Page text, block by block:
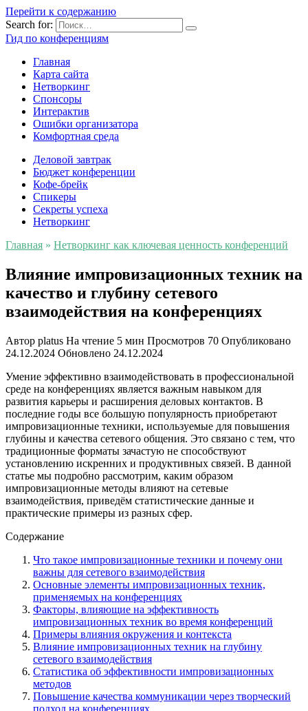
Перейти к содержанию
Search for:
Гид по конференциям
Главная
Карта сайта
Нетворкинг
Спонсоры
Интерактив
Ошибки организатора
Комфортная среда
Деловой завтрак
Бюджет конференции
Кофе-брейк
Спикеры
Секреты успеха
Нетворкинг
Главная » Нетворкинг как ключевая ценность конференций
Влияние импровизационных техник на
качество и глубину сетевого
взаимодействия на конференциях
Автор platus На чтение 5 мин Просмотров 70 Опубликовано
24.12.2024 Обновлено 24.12.2024
Умение эффективно взаимодействовать в профессиональной
среде на конференциях является важным навыком для
развития карьеры и расширения деловых контактов. В
последние годы все большую популярность приобретают
импровизационные техники, используемые для повышения
глубины и качества сетевого общения. Это связано с тем, что
традиционные форматы зачастую не способствуют
установлению искренних и продуктивных связей. В данной
статье мы подробно рассмотрим, каким образом
импровизационные методы влияют на сетевые
взаимодействия, приведём статистические данные и
практические примеры из разных сфер.
Содержание
Что такое импровизационные техники и почему они
важны для сетевого взаимодействия
Основные элементы импровизационных техник,
применяемых на конференциях
Факторы, влияющие на эффективность
импровизационных техник во время конференций
Примеры влияния окружения и контекста
Влияние импровизационных техник на глубину
сетевого взаимодействия
Статистика об эффективности импровизационных
методов
Повышение качества коммуникации через творческий
подход на конференциях